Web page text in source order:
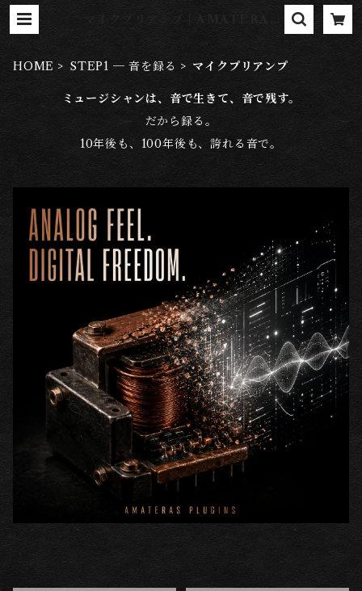
HOME STEP1 ─ 音を録る マイクプリアンプ
ミュージシャンは、音で生きて、音で残す。
だから録る。
10年後も、100年後も、誇れる音で。